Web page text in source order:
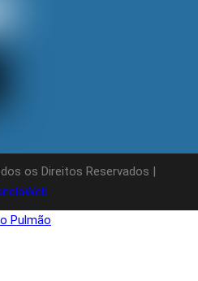
os Direitos Reservados |
Pulmão